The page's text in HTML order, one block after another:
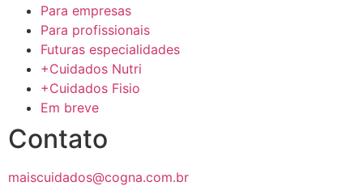
Para empresas
Para profissionais
Futuras especialidades
+Cuidados Nutri
+Cuidados Fisio
Em breve
Contato
maiscuidados@cogna.com.br